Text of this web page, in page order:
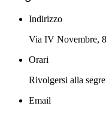
Indirizzo
Via IV Novembre,
Orari
Rivolgersi alla
Email